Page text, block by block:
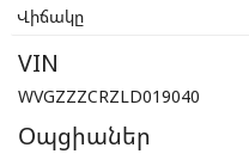
Վիճակը
VIN
WVGZZZCRZLD019040
Օպցիաներ